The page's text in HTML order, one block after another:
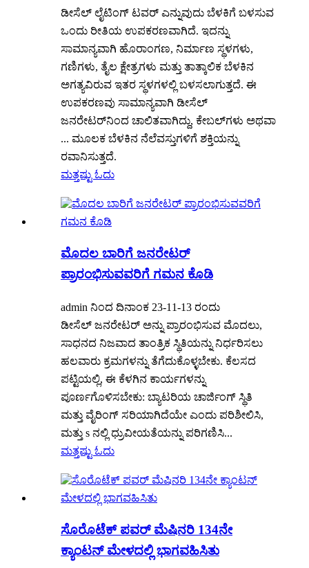
ಡೀಸೆಲ್ ಲೈಟಿಂಗ್ ಟವರ್ ಎನ್ನುವುದು ಬೆಳಕಿಗೆ ಬಳಸುವ
ಒಂದು ರೀತಿಯ ಉಪಕರಣವಾಗಿದೆ. ಇದನ್ನು
ಸಾಮಾನ್ಯವಾಗಿ ಹೊರಾಂಗಣ, ನಿರ್ಮಾಣ ಸ್ಥಳಗಳು,
ಗಣಿಗಳು, ತೈಲ ಕ್ಷೇತ್ರಗಳು ಮತ್ತು ತಾತ್ಕಾಲಿಕ ಬೆಳಕಿನ
ಅಗತ್ಯವಿರುವ ಇತರ ಸ್ಥಳಗಳಲ್ಲಿ ಬಳಸಲಾಗುತ್ತದೆ. ಈ
ಉಪಕರಣವು ಸಾಮಾನ್ಯವಾಗಿ ಡೀಸೆಲ್
ಜನರೇಟರ್‌ನಿಂದ ಚಾಲಿತವಾಗಿದ್ದು, ಕೇಬಲ್‌ಗಳು ಅಥವಾ
... ಮೂಲಕ ಬೆಳಕಿನ ನೆಲೆವಸ್ತುಗಳಿಗೆ ಶಕ್ತಿಯನ್ನು
ರವಾನಿಸುತ್ತದೆ.
ಮತ್ತಷ್ಟು ಓದು
ಮೊದಲ ಬಾರಿಗೆ ಜನರೇಟರ್
ಪ್ರಾರಂಭಿಸುವವರಿಗೆ ಗಮನ ಕೊಡಿ
admin ನಿಂದ ದಿನಾಂಕ 23-11-13 ರಂದು
ಡೀಸೆಲ್ ಜನರೇಟರ್ ಅನ್ನು ಪ್ರಾರಂಭಿಸುವ ಮೊದಲು,
ಸಾಧನದ ನಿಜವಾದ ತಾಂತ್ರಿಕ ಸ್ಥಿತಿಯನ್ನು ನಿರ್ಧರಿಸಲು
ಹಲವಾರು ಕ್ರಮಗಳನ್ನು ತೆಗೆದುಕೊಳ್ಳಬೇಕು. ಕೆಲಸದ
ಪಟ್ಟಿಯಲ್ಲಿ, ಈ ಕೆಳಗಿನ ಕಾರ್ಯಗಳನ್ನು
ಪೂರ್ಣಗೊಳಿಸಬೇಕು: ಬ್ಯಾಟರಿಯ ಚಾರ್ಜಿಂಗ್ ಸ್ಥಿತಿ
ಮತ್ತು ವೈರಿಂಗ್ ಸರಿಯಾಗಿದೆಯೇ ಎಂದು ಪರಿಶೀಲಿಸಿ,
ಮತ್ತು s ನಲ್ಲಿ ಧ್ರುವೀಯತೆಯನ್ನು ಪರಿಗಣಿಸಿ...
ಮತ್ತಷ್ಟು ಓದು
ಸೊರೊಟೆಕ್ ಪವರ್ ಮೆಷಿನರಿ 134ನೇ
ಕ್ಯಾಂಟನ್ ಮೇಳದಲ್ಲಿ ಭಾಗವಹಿಸಿತು